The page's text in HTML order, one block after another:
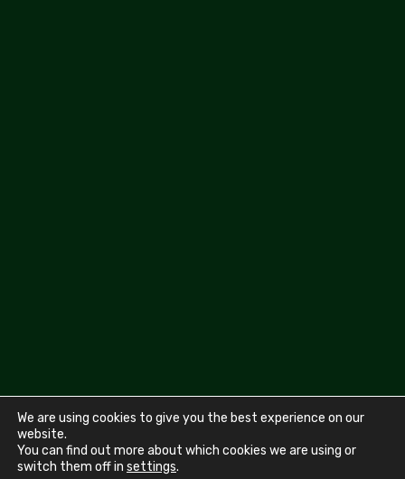
We are using cookies to give you the best experience on our
website.
You can find out more about which cookies we are using or
switch them off in settings.